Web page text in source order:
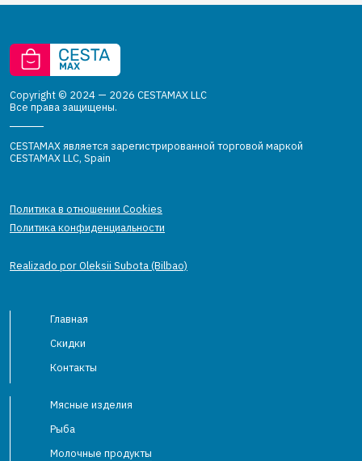
Copyright © 2024 — 2026 CESTAMAX LLC
Все права защищены.
CESTAMAX является зарегистрированной торговой маркой
CESTAMAX LLC, Spain
Политика в отношении Cookies
Политика конфиденциальности
Realizado por Oleksii Subota (Bilbao)
Главная
Скидки
Контакты
Мясные изделия
Рыба
Молочные продукты